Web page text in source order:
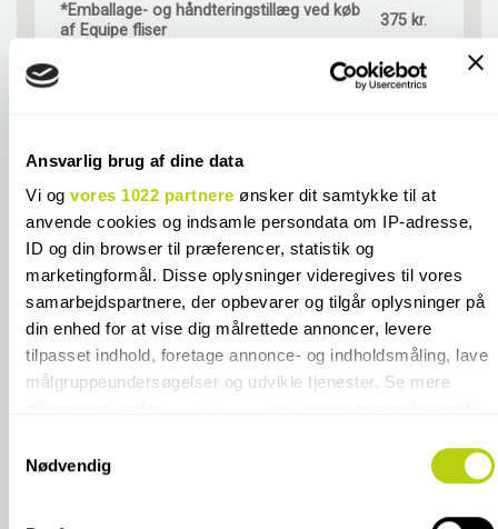
Ansvarlig brug af dine data
Vi og vores 1022 partnere ønsker dit samtykke til at
anvende cookies og indsamle persondata om IP-adresse,
ID og din browser til præferencer, statistik og
marketingformål. Disse oplysninger videregives til vores
samarbejdspartnere, der opbevarer og tilgår oplysninger på
din enhed for at vise dig målrettede annoncer, levere
tilpasset indhold, foretage annonce- og indholdsmåling, lave
målgruppeundersøgelser og udvikle tjenester. Se mere
indstillinger fra vores "Cookiedeklaration", eller ved at trykke
Nødvendig
*Emballage- og håndteringstillæg ved køb
af Equipe fliser
375 kr.
**Emballage- og håndteringstillæg ved
900 kr.
**Emballage- og håndteringstillæg ved
køb af Equipe fliser
SPECIFIKATIONER
KONTAKT OS